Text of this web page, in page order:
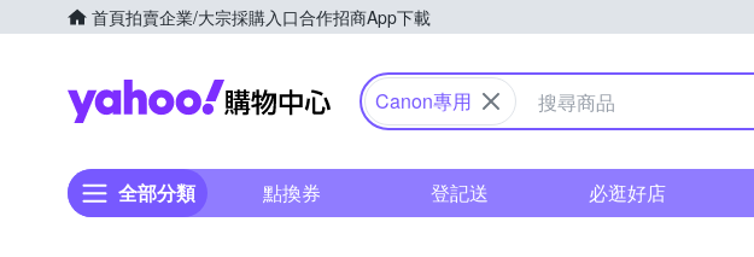
首頁拍賣企業/大宗採購入口合作招商App下載
Yahoo購物中心
Canon專用
全部分類 點換券 登記送 必逛好店